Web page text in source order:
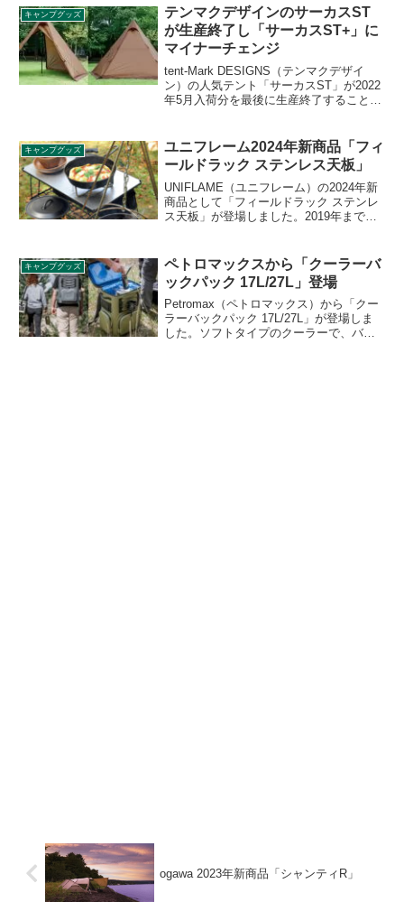
0時より始まります。その詳細をレビュー
します。
キャンプグッズ
テンマクデザインのサーカスST
が生産終了し「サーカスST+」に
マイナーチェンジ
tent-Mark DESIGNS（テンマクデザイ
ン）の人気テント「サーカスST」が2022
年5月入荷分を最後に生産終了することが
「サーカスST+」が登場します。詳細を
レビューします。
キャンプグッズ
ユニフレーム2024年新商品「フィ
ールドラック ステンレス天板」
UNIFLAME（ユニフレーム）の2024年新
商品として「フィールドラック ステンレ
ス天板」が登場しました。2019年まで販
を直接置けるフィールドラック向けのオ
プション製品です。詳細をレビューしま
す。
キャンプグッズ
ペトロマックスから「クーラーバ
ックパック 17L/27L」登場
Petromax（ペトロマックス）から「クー
ラーバックパック 17L/27L」が登場しま
した。ソフトタイプのクーラーで、バッ
ogawa 2023年新商品「シャンティR」